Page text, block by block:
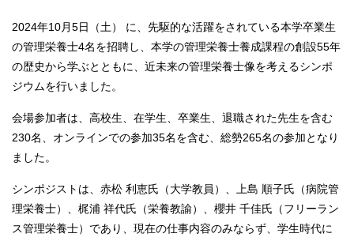
2024年10月5日（土） に、先駆的な活躍をされている本学卒業生
の管理栄養士4名を招聘し、本学の管理栄養士養成課程の創設55年
の歴史から学ぶとともに、近未来の管理栄養士像を考えるシンポ
ジウムを行いました。
会場参加者は、高校生、在学生、卒業生、退職された先生を含む
230名、オンラインでの参加35名を含む、総勢265名の参加となり
ました。
シンポジストは、赤松 利恵氏（大学教員）、上島 順子氏（病院管
理栄養士）、梶浦 祥代氏（栄養教諭）、櫻井 千佳氏（フリーラン
ス管理栄養士）であり、現在の仕事内容のみならず、学生時代に